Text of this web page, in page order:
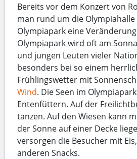
Bereits vor dem Konzert von
man rund um die
Olympiapark eine
Olympiapark wird oft am
und jungen Leuten vieler
besonders bei so einem
Frühlingswetter mit
Wind. Die Seen im
Entenfüttern. Auf der
tanzen. Auf den Wiesen kann
der Sonne auf einer Decke
versorgen die Besucher mit
anderen Snacks.